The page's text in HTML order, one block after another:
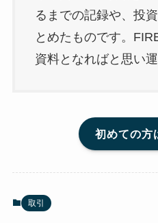
るまでの記録や、投
とめたものです。
資料となればと思い
初めての方
取引